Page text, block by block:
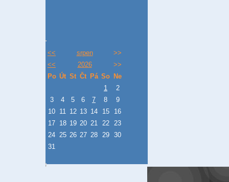
<< srpen
>>
<<
2026
>>
Po Út St Čt Pá So Ne
1
2
3
4 5 6 7 8
9
10 11 12 13 14 15
16
17 18 19 20 21 22
23
24 25 26 27 28 29
30
31